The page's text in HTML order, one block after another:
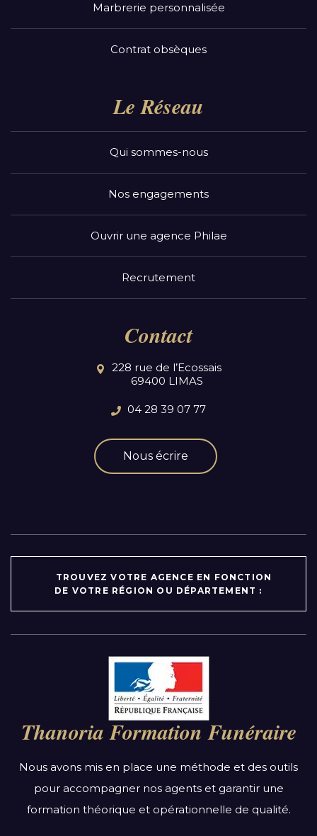
Marbrerie personnalisée
Contrat obsèques
Le Réseau
Qui sommes-nous
Nos engagements
Ouvrir une agence Philae
Recrutement
Contact
228 rue de l’Ecossais
69400 LIMAS
04 28 39 07 77
Nous écrire
TROUVEZ VOTRE AGENCE EN FONCTION
DE VOTRE RÉGION OU DÉPARTEMENT :
Auvergne-Rhône-Alpes
Bourgogne-Franche-Comté
Bretagne
Centre-Val de Loire
Grand Est
Hauts-de-France
Thanoria Formation Funéraire
Nous avons mis en place une méthode et des outils
pour accompagner nos agents et garantir une
formation théorique et opérationnelle de qualité.